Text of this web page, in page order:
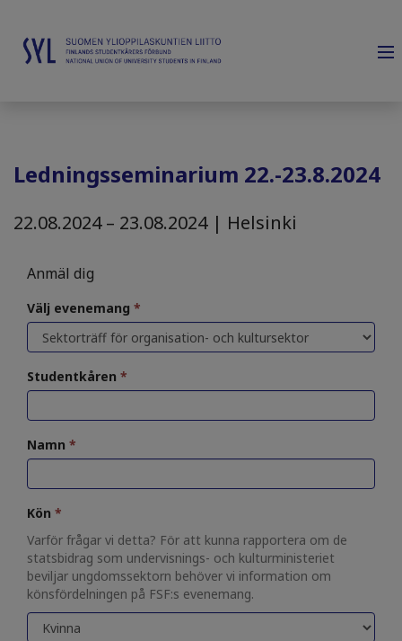
Ledningsseminarium 22.-23.8.2024
22.08.2024 – 23.08.2024 | Helsinki
Anmäl dig
Välj evenemang *
Studentkåren *
Namn *
Kön *
Varför frågar vi detta? För att kunna rapportera om de
statsbidrag som undervisnings- och kulturministeriet
beviljar ungdomssektorn behöver vi information om
könsfördelningen på FSF:s evenemang.